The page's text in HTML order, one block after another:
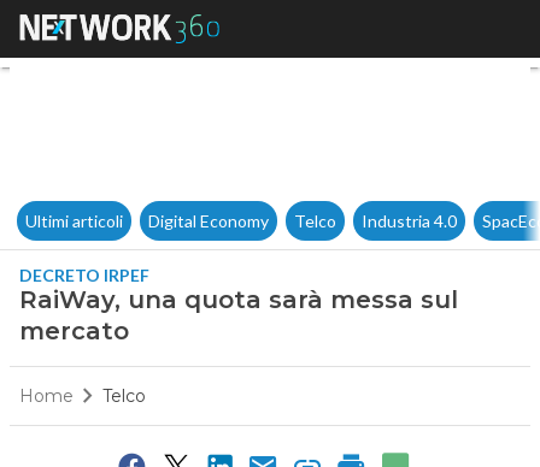
RaiWay, una quota sarà
Ultimi articoli Digital Economy Telco Industria 4.0
DECRETO IRPEF
RaiWay, una quota sarà messa sul
mercato
Home Telco